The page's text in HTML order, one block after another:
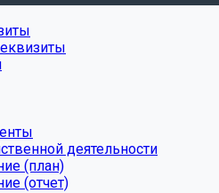
деятельности
(план)
(отчет)